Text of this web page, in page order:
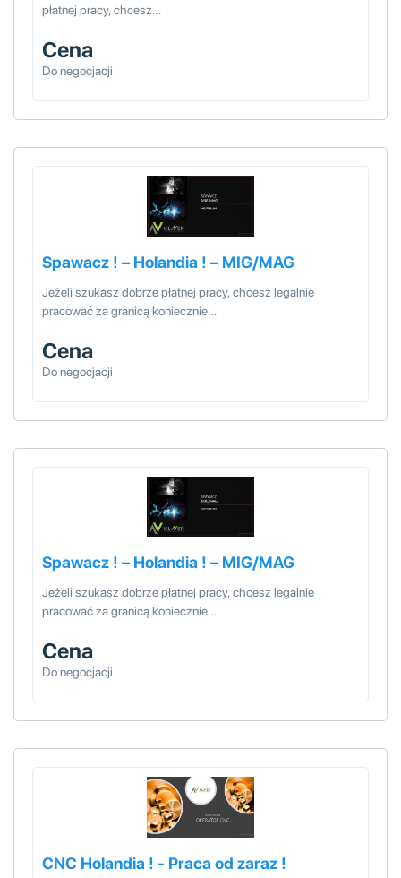
płatnej pracy, chcesz…
Cena
Do negocjacji
Spawacz ! – Holandia ! – MIG/MAG
Jeżeli szukasz dobrze płatnej pracy, chcesz legalnie
pracować za granicą koniecznie…
Cena
Do negocjacji
Spawacz ! – Holandia ! – MIG/MAG
Jeżeli szukasz dobrze płatnej pracy, chcesz legalnie
pracować za granicą koniecznie…
Cena
Do negocjacji
CNC Holandia ! - Praca od zaraz !